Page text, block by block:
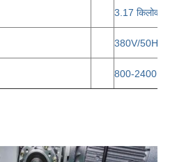
3.17 किलोवाट
380V/50HZ,
800-2400 मिमी